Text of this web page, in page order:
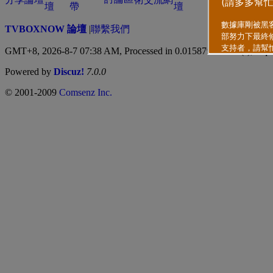
TVBOXNOW 論壇 |聯繫我們
GMT+8, 2026-8-7 07:38 AM, Processed in 0.015879 second(s), 3
Powered by Discuz! 7.0.0
© 2001-2009 Comsenz Inc.